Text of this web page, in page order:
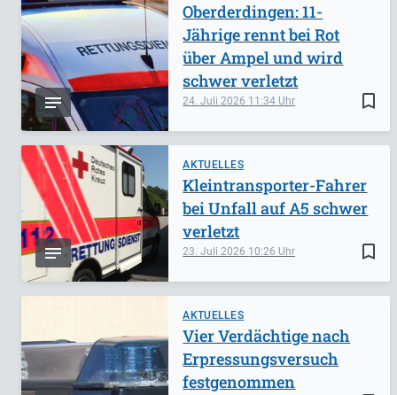
bookmark_border
24. Juli 2026 11:34
Oberderdingen: 11-
Jährige rennt bei Rot
über Ampel und wird
schwer verletzt
AKTUELLES
bookmark_border
23. Juli 2026 10:26
Kleintransporter-Fahrer
bei Unfall auf A5 schwer
verletzt
AKTUELLES
Vier Verdächtige nach
Erpressungsversuch
festgenommen